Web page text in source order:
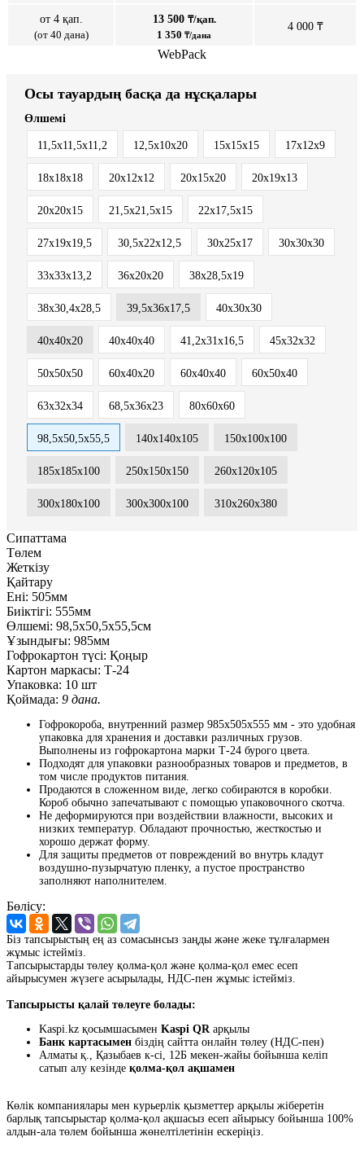
от 4 қап.
(от 40 дана)
13 500 ₸/қап.
1 350 ₸/дана
4 000 ₸
WebPack
Осы тауардың басқа да нұсқалары
Өлшемі
11,5х11,5х11,2 12,5х10х20 15х15х15 17х12х9
18х18х18 20х12х12 20х15х20 20х19х13
20х20х15 21,5х21,5х15 22х17,5х15
27х19х19,5 30,5х22х12,5 30х25х17 30х30х30
33х33х13,2 36х20х20 38х28,5х19
38х30,4х28,5 39,5х36х17,5 40х30х30
40х40х20 40х40х40 41,2х31х16,5 45х32х32
50х50х50 60х40х20 60х40х40 60х50х40
63х32х34 68,5х36х23 80х60х60
98,5x50,5x55,5 140х140х105 150х100х100
185х185х100 250x150x150 260х120х105
300x180x100 300х300х100 310х260х380
Сипаттама
Төлем
Жеткізу
Қайтару
Ені: 505мм
Биіктігі: 555мм
Өлшемі: 98,5x50,5x55,5см
Ұзындығы: 985мм
Гофрокартон түсі: Қоңыр
Картон маркасы: Т-24
Упаковка: 10 шт
Қоймада: 9 дана.
Гофрокороба, внутренний размер 985x505x555 мм - это удобная
упаковка для хранения и доставки различных грузов.
Выполнены из гофрокартона марки Т-24 бурого цвета.
Подходят для упаковки разнообразных товаров и предметов, в
том числе продуктов питания.
Продаются в сложенном виде, легко собираются в коробки.
Короб обычно запечатывают с помощью упаковочного скотча.
Не деформируются при воздействии влажности, высоких и
низких температур. Обладают прочностью, жесткостью и
хорошо держат форму.
Для защиты предметов от повреждений во внутрь кладут
воздушно-пузырчатую пленку, а пустое пространство
заполняют наполнителем.
Бөлісу:
Біз тапсырыстың ең аз сомасынсыз заңды және жеке тұлғалармен
жұмыс істейміз.
Тапсырыстарды төлеу қолма-қол және қолма-қол емес есеп
айырысумен жүзеге асырылады, НДС-пен жұмыс істейміз.
Тапсырысты қалай төлеуге болады:
Kaspi.kz қосымшасымен Kaspi QR арқылы
Банк картасымен біздің сайтта онлайн төлеу (НДС-пен)
Алматы қ., Қазыбаев к-сі, 12Б мекен-жайы бойынша келіп
сатып алу кезінде қолма-қол ақшамен
Көлік компаниялары мен курьерлік қызметтер арқылы жіберетін
барлық тапсырыстар қолма-қол ақшасыз есеп айырысу бойынша 100%
алдын-ала төлем бойынша жөнелтілетінін ескеріңіз.